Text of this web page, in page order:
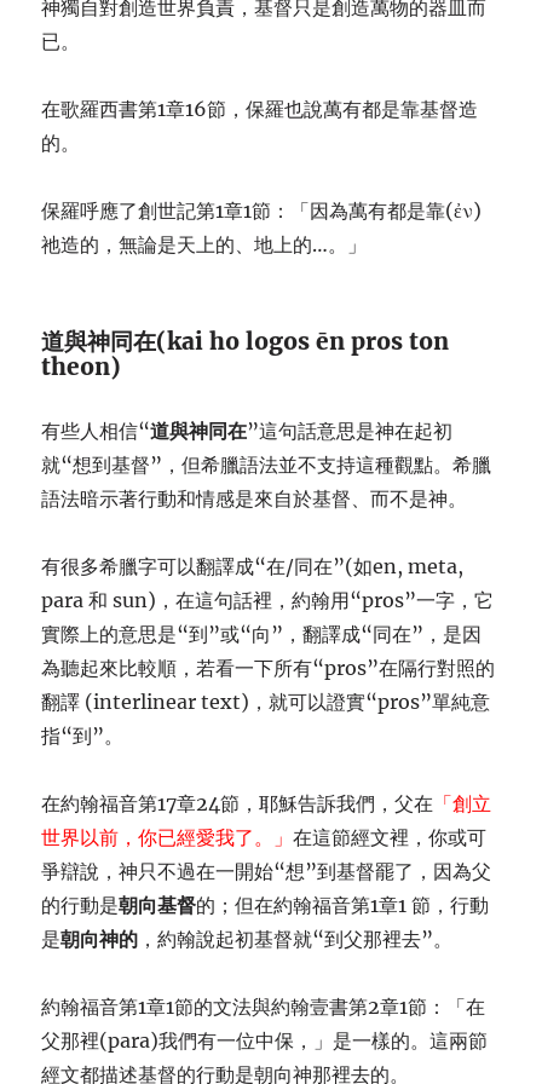
神獨自對創造世界負責，基督只是創造萬物的器皿而
已。
在歌羅西書第1章16節，保羅也說萬有都是靠基督造
的。
保羅呼應了創世記第1章1節：「因為萬有都是靠(ἐν)
祂造的，無論是天上的、地上的…。」
道與神同在(kai ho logos ēn pros ton
theon)
有些人相信“道與神同在”這句話意思是神在起初
就“想到基督”，但希臘語法並不支持這種觀點。希臘
語法暗示著行動和情感是來自於基督、而不是神。
有很多希臘字可以翻譯成“在/同在”(如en, meta,
para 和 sun)，在這句話裡，約翰用“pros”一字，它
實際上的意思是“到”或“向”，翻譯成“同在”，是因
為聽起來比較順，若看一下所有“pros”在隔行對照的
翻譯 (interlinear text)，就可以證實“pros”單純意
指“到”。
在約翰福音第17章24節，耶穌告訴我們，父在 「創立
世界以前，你已經愛我了。」在這節經文裡，你或可
爭辯說，神只不過在一開始“想”到基督罷了，因為父
的行動是朝向基督的；但在約翰福音第1章1 節，行動
是朝向神的 ，約翰說起初基督就“到父那裡去”。
約翰福音第1章1節的文法與約翰壹書第2章1節：「在
父那裡(para)我們有一位中保，」是一樣的。這兩節
經文都描述基督的行動是朝向神那裡去的。